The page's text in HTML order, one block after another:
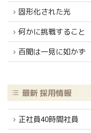
固形化された光
何かに挑戦すること
百聞は一見に如かず
最新 採用情報
正社員40時間社員